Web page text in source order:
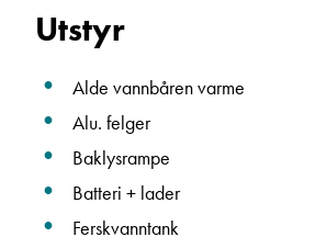
Utstyr
Alde vannbåren varme
Alu. felger
Baklysrampe
Batteri + lader
Ferskvanntank